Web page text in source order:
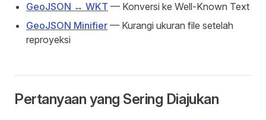
GeoJSON ↔ WKT — Konversi ke Well-Known Text
GeoJSON Minifier — Kurangi ukuran file setelah
reproyeksi
Pertanyaan yang Sering Diajukan